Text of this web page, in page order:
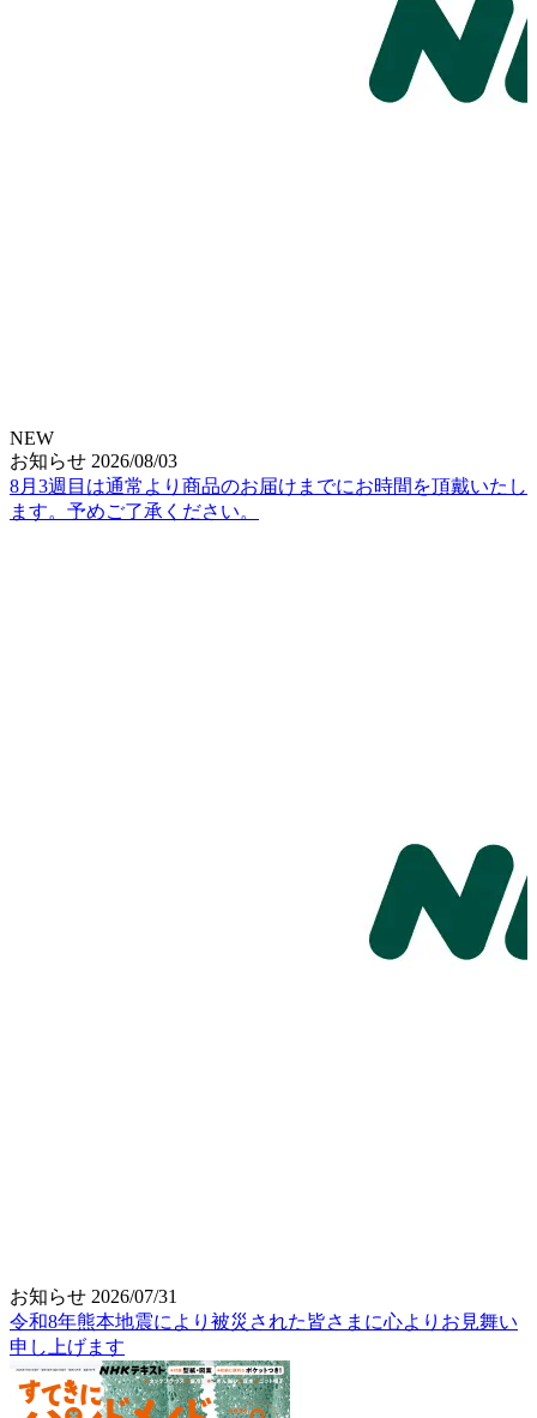
NEW
お知らせ 2026/08/03
8月3週目は通常より商品のお届けまでにお時間を頂戴いたし
ます。予めご了承ください。
お知らせ 2026/07/31
令和8年熊本地震により被災された皆さまに心よりお見舞い
申し上げます